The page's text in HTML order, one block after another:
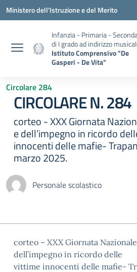
Vai ai contenuti
Vai al menu di navigazione
Vai al footer
Ministero dell'Istruzione e del Merito
Infanzia - Primaria -
di I grado ad indirizzo
Istituto Comprensivo "De
Gasperi - De Vita"
Circolare 284
CIRCOLARE N. 284
corteo - XXX Giornata
e dell’impegno in ricordo
innocenti delle mafie-
marzo 2025.
Personale scolastico
corteo – XXX Giornata
dell’impegno in ricordo delle
vittime innocenti delle mafie-